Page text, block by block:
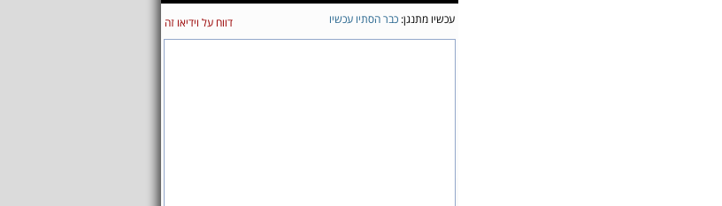
עכשיו מתנגן: כבר הסתיו עכשיו דווח על וידיאו זה